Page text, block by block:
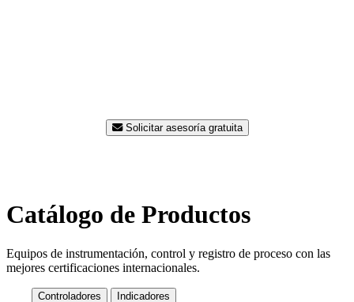
Solicitar asesoría gratuita
Catálogo de Productos
Equipos de instrumentación, control y registro de proceso con las
mejores certificaciones internacionales.
Controladores
Indicadores